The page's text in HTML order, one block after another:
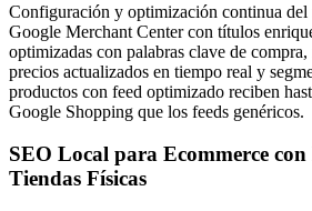
Configuración y optimización continua del
Google Merchant Center con títulos
optimizadas con palabras clave de
precios actualizados en tiempo real y
productos con feed optimizado reciben
Google Shopping que los feeds genéricos.
SEO Local para Ecommerce
Tiendas Físicas